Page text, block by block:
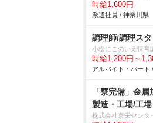
時給1,600円
派遣社員 / 神奈川県
調理師/調理ス
小松にこのいえ保育
時給1,200円～
アルバイト・パート
「寮完備」金
製造・工場/工
株式会社京栄センタ